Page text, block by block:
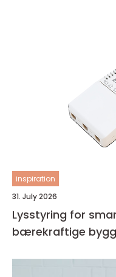
inspiration
31. July 2026
Lysstyring for
bærekraftige bygg